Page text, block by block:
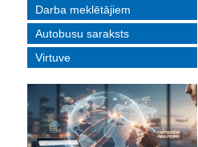
Darba meklētājiem
Autobusu saraksts
Virtuve